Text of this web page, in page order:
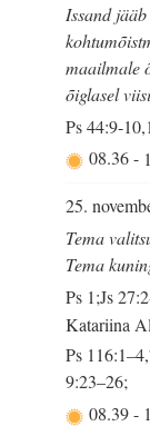
Issand
maailmale
õiglasel
Ps 44:9-
08.36-
25.
Tema
Tema
Ps 1;Js
Katariina
Ps
9:23–26;
08.39-